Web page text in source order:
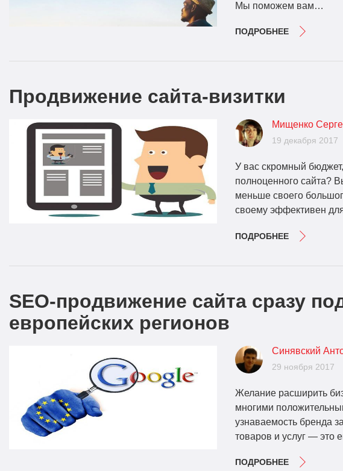
Мы поможем вам…
ПОДРОБНЕЕ
Продвижение сайта-визитки
Мищенко
19 декабря 2017
У вас скромный
полноценного сайта?
меньше своего
своему эффективен
ПОДРОБНЕЕ
SEO-продвижение сайта сразу
европейских регионов
Синявский
29 ноября 2017
Желание расширить
многими
узнаваемость бренда
товаров и услуг — это
ПОДРОБНЕЕ